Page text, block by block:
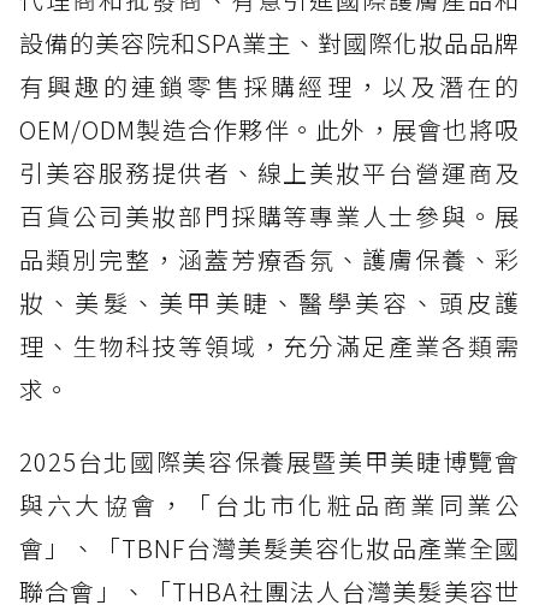
設備的美容院和SPA業主、對國際化妝品品牌
有興趣的連鎖零售採購經理，以及潛在的
OEM/ODM製造合作夥伴。此外，展會也將吸
引美容服務提供者、線上美妝平台營運商及
百貨公司美妝部門採購等專業人士參與。展
品類別完整，涵蓋芳療香氛、護膚保養、彩
妝、美髮、美甲美睫、醫學美容、頭皮護
理、生物科技等領域，充分滿足產業各類需
求。
2025台北國際美容保養展暨美甲美睫博覽會
與六大協會，「台北市化粧品商業同業公
會」、「TBNF台灣美髮美容化妝品產業全國
聯合會」、「THBA社團法人台灣美髮美容世